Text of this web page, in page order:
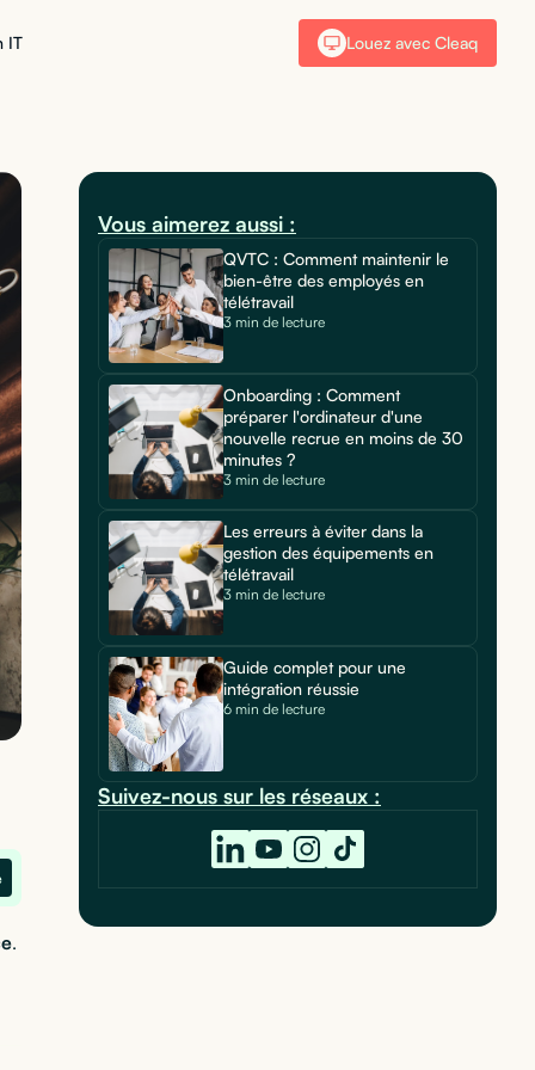
IT Louez avec Cleaq
.
Vous aimerez aussi :
QVTC : Comment maintenir le
bien-être des employés en
télétravail
3 min de lecture
Onboarding : Comment
préparer l'ordinateur d'une
nouvelle recrue en moins de 30
minutes ?
3 min de lecture
Les erreurs à éviter dans la
gestion des équipements en
télétravail
3 min de lecture
Guide complet pour une
intégration réussie
6 min de lecture
Suivez-nous sur les réseaux :